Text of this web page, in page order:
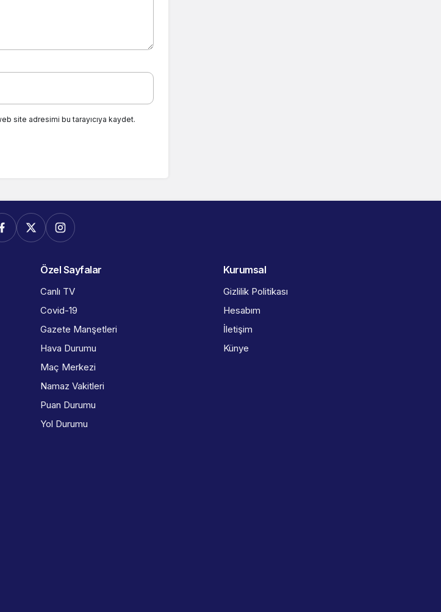
site adresimi bu tarayıcıya kaydet.
Özel Sayfalar
Canlı TV
Covid-19
Gazete Manşetleri
Hava Durumu
Maç Merkezi
Namaz Vakitleri
Puan Durumu
Yol Durumu
Kurumsal
Gizlilik Politikası
Hesabım
İletişim
Künye